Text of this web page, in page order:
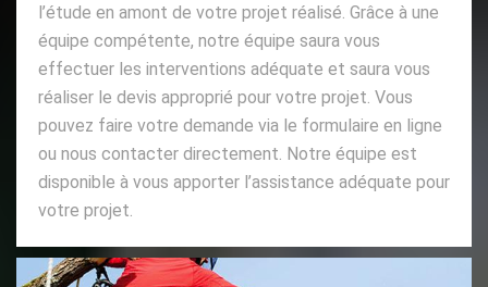
l’étude en amont de votre projet réalisé. Grâce à une
équipe compétente, notre équipe saura vous
effectuer les interventions adéquate et saura vous
réaliser le devis approprié pour votre projet. Vous
pouvez faire votre demande via le formulaire en ligne
ou nous contacter directement. Notre équipe est
disponible à vous apporter l’assistance adéquate pour
votre projet.